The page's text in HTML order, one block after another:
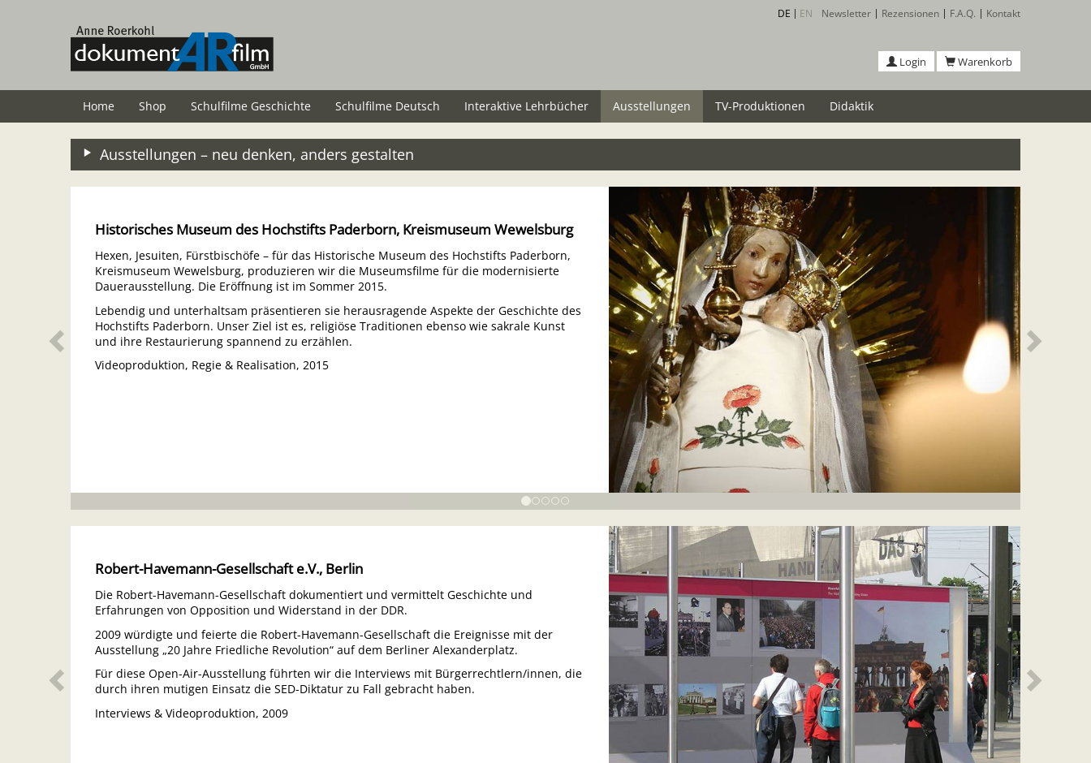
DE EN Newsletter Rezensionen F.A.Q. Kontakt
Login Warenkorb
Home Shop Schulfilme Geschichte Schulfilme Deutsch Interaktive Lehrbücher Ausstellungen TV-Produktionen Didaktik
Ausstellungen – neu denken, anders gestalten
Historisches Museum des Hochstifts Paderborn, Kreismuseum Wewelsburg
Hexen, Jesuiten, Fürstbischöfe – für das Historische Museum des Hochstifts Paderborn,
Kreismuseum Wewelsburg, produzieren wir die Museumsfilme für die modernisierte
Dauerausstellung. Die Eröffnung ist im Sommer 2015.
Lebendig und unterhaltsam präsentieren sie herausragende Aspekte der Geschichte des
Hochstifts Paderborn. Unser Ziel ist es, religiöse Traditionen ebenso wie sakrale Kunst
und ihre Restaurierung spannend zu erzählen.
Videoproduktion, Regie & Realisation, 2015
Robert-Havemann-Gesellschaft e.V., Berlin
Die Robert-Havemann-Gesellschaft dokumentiert und vermittelt Geschichte und
Erfahrungen von Opposition und Widerstand in der DDR.
2009 würdigte und feierte die Robert-Havemann-Gesellschaft die Ereignisse mit der
Ausstellung „20 Jahre Friedliche Revolution“ auf dem Berliner Alexanderplatz.
Für diese Open-Air-Ausstellung führten wir die Interviews mit Bürgerrechtlern/innen, die
durch ihren mutigen Einsatz die SED-Diktatur zu Fall gebracht haben.
Interviews & Videoproduktion, 2009
Weiter